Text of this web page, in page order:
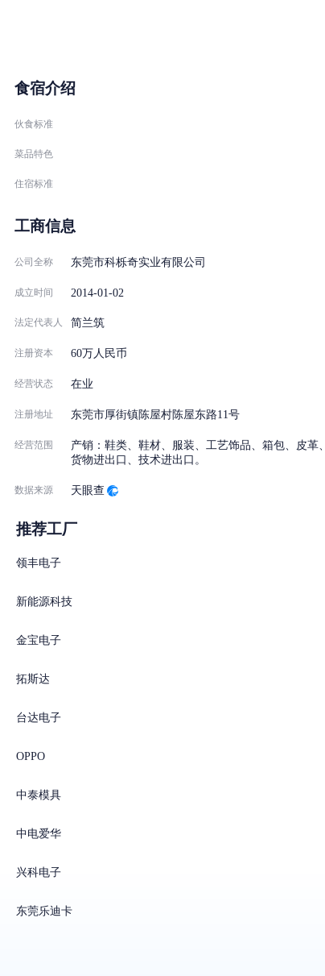
④ 优秀员工评选；
⑤ 全勤奖、工龄奖；
⑧ 员工享有国家法定带薪休假日；
⑩ 公司订单充足,薪资发放准时。
特别说明：以上福利条款最终解释权归科栎奇公司所有。
食宿介绍
伙食标准
菜品特色
住宿标准
工商信息
公司全称 东莞市科栎奇实业有限公司
成立时间 2014-01-02
法定代表人 简兰筑
注册资本 60万人民币
经营状态 在业
注册地址 东莞市厚街镇陈屋村陈屋东路11号
经营范围
产销：鞋类、鞋材、服装、工艺饰品、箱包、皮
货物进出口、技术进出口。
数据来源 天眼查
推荐工厂
领丰电子
新能源科技
金宝电子
拓斯达
台达电子
OPPO
中泰模具
中电爱华
兴科电子
东莞乐迪卡